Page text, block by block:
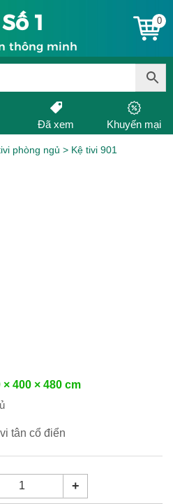
Số 1
thông minh
0
Đã xem Khuyến mại
phòng ngủ > Kệ tivi 901
× 400 × 480 cm
tân cổ điển
+